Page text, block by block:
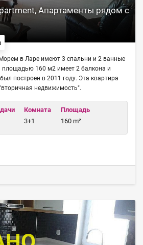
Апартаменты рядом с
в Ларе имеют 3 спальни и 2 ванные
площадью 160 м2 имеет 2 балкона и
построен в 2011 году. Эта квартира
недвижимость".
Комната
3+1
Площадь
160 m²